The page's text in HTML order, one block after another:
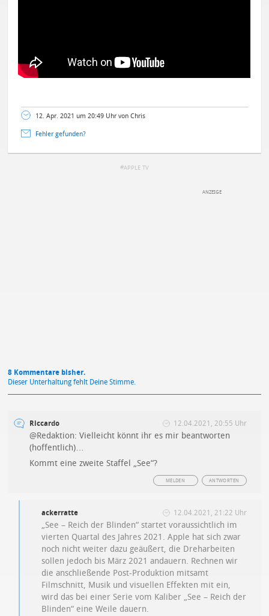
12. Apr. 2021 um 20:49 Uhr von Chris
Fehler gefunden?
APPLE TV
8 Kommentare bisher.
Dieser Unterhaltung fehlt Deine Stimme.
Riccardo 12.04.2021, 20:55 Uhr
@Redaktion: Vielleicht könnt ihr es mir beantworten
(hoffentlich)…
Kommt eine zweite Staffel „See“?
ANTWORTEN
MELDEN
ackerratte 12.04.2021, 21:22 Uhr
„See – Reich der Blinden“ startet voraussichtlich im
vierten Quartal des Jahres 2021. Apple hat sich zwar
noch nicht weiter dazu geäußert, die Dreharbeiten
sollen jedoch bis März 2021 andauern. Rechnen wir
die anschließende Post-Produktion mitsamt
Filmschnitt, Musik und visuellen Effekten mit ein,
wird das bei einer Serie vom Kaliber „See – Reich der
Blinden“ eine Weile dauern.